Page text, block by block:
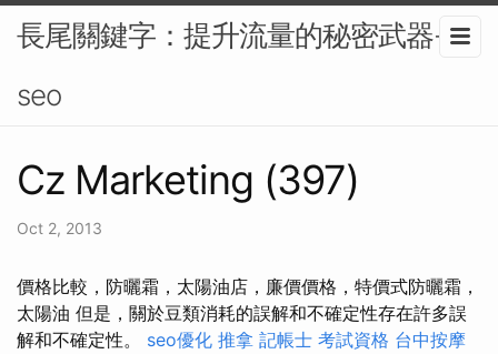
長尾關鍵字：提升流量的秘密武器-
seo
Cz Marketing (397)
Oct 2, 2013
價格比較，防曬霜，太陽油店，廉價價格，特價式防曬霜，
太陽油 但是，關於豆類消耗的誤解和不確定性存在許多誤
解和不確定性。 seo優化 推拿 記帳士 考試資格 台中按摩